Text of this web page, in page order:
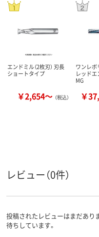
エンドミル（2枚刃） 刃長
ショートタイプ
￥2,654～ （税込）
ワンレボ
レッドエ
MG
￥
レビュー（0件）
投稿されたレビューはまだあり
待ちしています。